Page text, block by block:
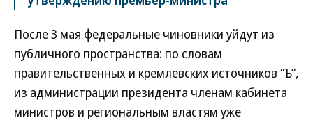
После 3 мая федеральные чиновники уйдут из
публичного пространства: по словам
правительственных и кремлевских источников “Ъ”,
из администрации президента членам кабинета
министров и региональным властям уже